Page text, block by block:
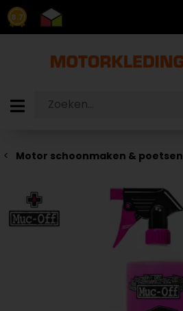
8.7
Motor schoonmaken & poetsen